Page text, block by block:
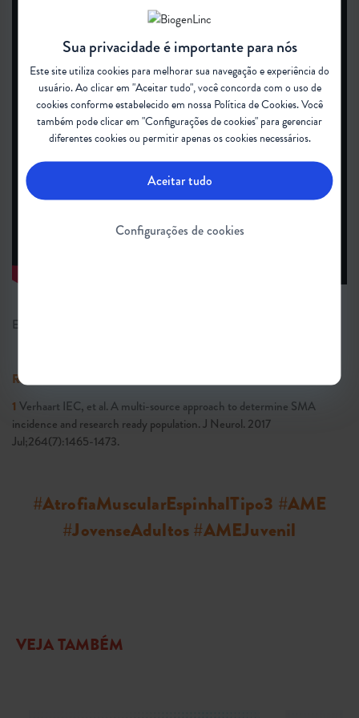
Sua privacidade é importante para nós
Este site utiliza cookies para melhorar sua navegação e experiência do
usuário. Ao clicar em "Aceitar tudo", você concorda com o uso de
cookies conforme estabelecido em nossa Política de Cookies. Você
também pode clicar em "Configurações de cookies" para gerenciar
diferentes cookies ou permitir apenas os cookies necessários.
Aceitar tudo
Configurações de cookies
Em dúvida sobre algum termo desta matéria?
Referências:
1 Verhaart IEC, et al. A multi-source approach to determine SMA
incidence and research ready population. J Neurol. 2017
Jul;264(7):1465-1473.
#AtrofiaMuscularEspinhalTipo3 #AME
#JovenseAdultos #AMEJuvenil
VEJA TAMBÉM